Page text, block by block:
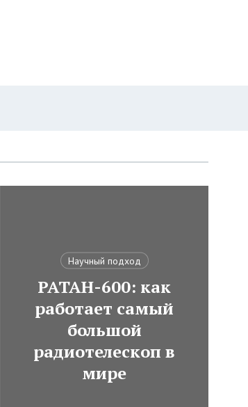
Научный подход
РАТАН-600: как
работает самый
большой
радиотелескоп в
мире